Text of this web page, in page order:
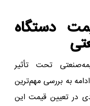
دستگاه
تحت تأثیر
به بررسی مهم‌ترین
در تعیین قیمت این